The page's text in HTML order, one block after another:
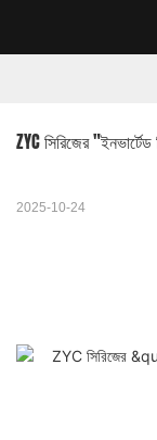
ZYC সিরিজের
2025-10-24